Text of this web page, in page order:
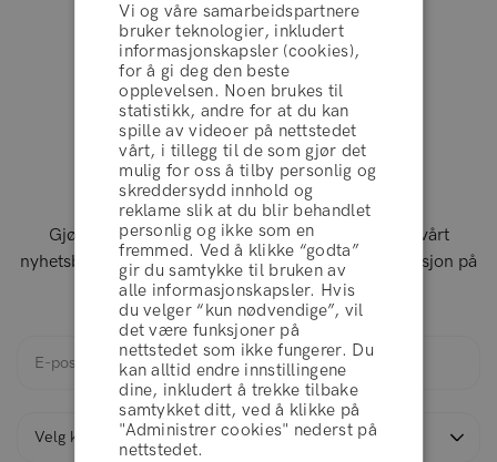
FØLG OSS PÅ INSTAGRAM
Meld deg på vårt nyhetsbrev
Gjør som over 200.000 andre: Registrer deg for vårt
nyhetsbrev og få flotte tilbud, gode råd og ny inspirasjon på
reisen din til sunnere hår.
vilkår og betingelser
AVVIS
AKSEPTERER
Vi og våre samarbeidspartnere
bruker teknologier, inkludert
informasjonskapsler (cookies),
for å gi deg den beste
opplevelsen. Noen brukes til
statistikk, andre for at du kan
spille av videoer på nettstedet
vårt, i tillegg til de som gjør det
mulig for oss å tilby personlig og
skreddersydd innhold og
reklame slik at du blir behandlet
personlig og ikke som en
fremmed. Ved å klikke “godta”
gir du samtykke til bruken av
alle informasjonskapsler. Hvis
du velger “kun nødvendige”, vil
det være funksjoner på
nettstedet som ikke fungerer. Du
kan alltid endre innstillingene
dine, inkludert å trekke tilbake
samtykket ditt, ved å klikke på
"Administrer cookies" nederst på
nettstedet.